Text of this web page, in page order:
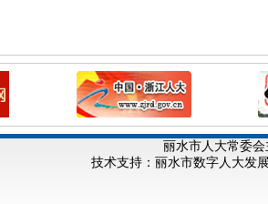
丽水市人大常委会
技术支持：丽水市数字人大发